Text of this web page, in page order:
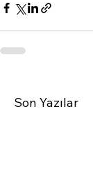
Son Yazılar